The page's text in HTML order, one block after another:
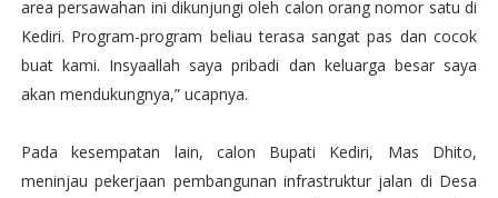
area persawahan ini dikunjungi oleh calon orang nomor satu di
Kediri. Program-program beliau terasa sangat pas dan cocok
buat kami. Insyaallah saya pribadi dan keluarga besar saya
akan mendukungnya,” ucapnya.
Pada kesempatan lain, calon Bupati Kediri, Mas Dhito,
meninjau pekerjaan pembangunan infrastruktur jalan di Desa